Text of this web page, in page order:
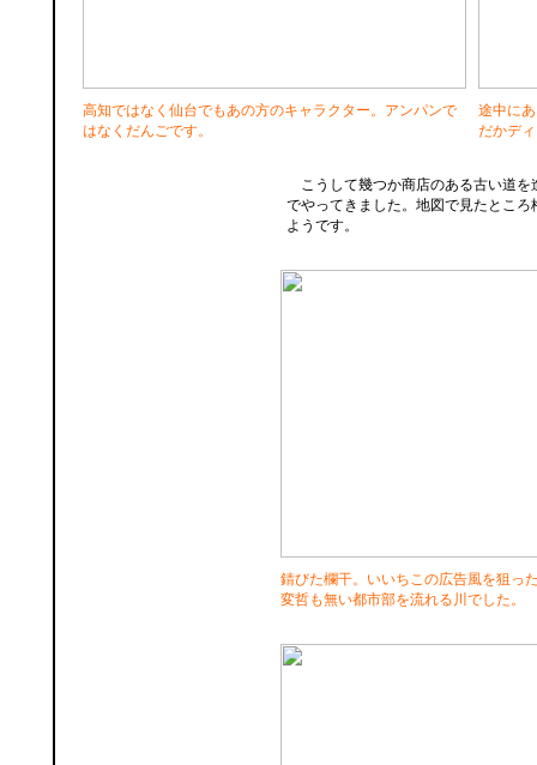
高知ではなく仙台でもあの方のキャラクター。アンパンで
はなくだんごです。
途中に
だかデ
こうして幾つか商店のある古い道を
でやってきました。地図で見たところ
ようです。
錆びた欄干。いいちこの広告風を狙っ
変哲も無い都市部を流れる川でした。